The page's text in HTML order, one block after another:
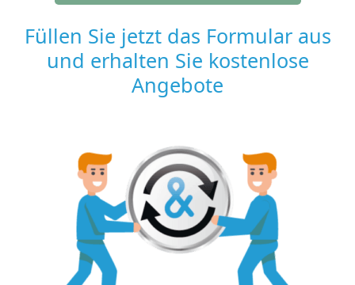
Füllen Sie jetzt das Formular aus
und erhalten Sie kostenlose
Angebote